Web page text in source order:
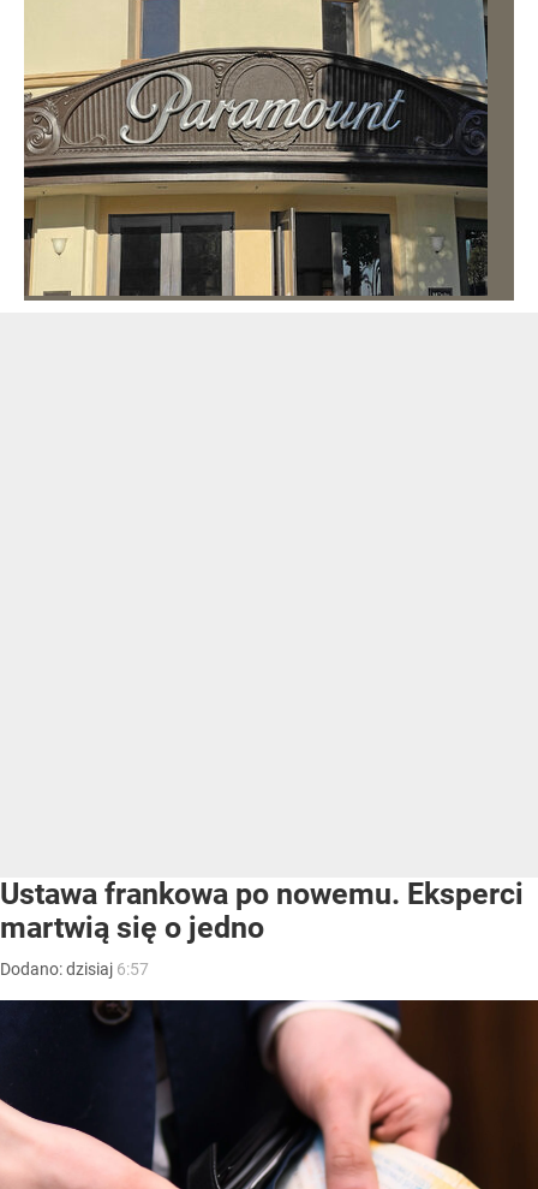
Ustawa frankowa po nowemu. Eksperci
martwią się o jedno
Dodano:dzisiaj 6:57